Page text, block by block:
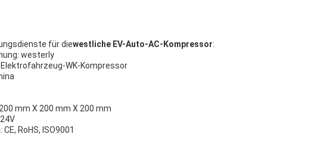
für diewestliche EV-Auto-AC-Kompressor:
westerly
WK-Kompressor
mm X 200 mm X 200 mm
RoHS, ISO9001